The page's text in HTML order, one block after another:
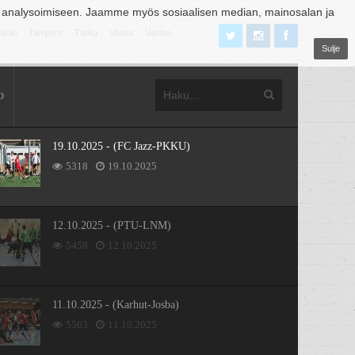
Jaamme myös sosiaalisen median, mainosalan ja
Sulje
19.10.2025 - (FC Jazz-PKKU)
5318
19.10.2025
12.10.2025 - (PTU-LNM)
5458
12.10.2025
11.10.2025 - (Karhut-Josba)
5563
11.10.2025